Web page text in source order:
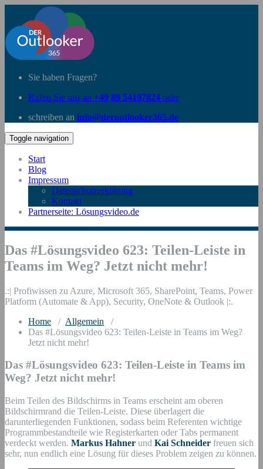
Sie haben Fragen?
Rufen Sie uns an +49 89 54197824 oder
schreiben an info@deroutlooker365.de
Toggle navigation
Start
Blog
Impressum
Datenschutzerklärung
Kontakt
Partnerseite: Lösungsvideo.de
Das #Lösungsvideo 623: Teilen-Leiste in
Teams im Weg? Jetzt nicht mehr!
.:| Profiwissen zu Azure, Microsoft 365, SharePoint, Teams, Power
Platform (Automate & App), Security, OneNote & Outlook |:.
Home / Allgemein /
Das #Lösungsvideo 623: Teilen-Leiste in Teams im Weg?
Jetzt nicht mehr!
Das #Lösungsvideo 623: Teilen-Leiste in Teams im
Weg? Jetzt nicht mehr!
Beim Teilen des Bildschirms in Teams erscheint am oberen
Bildschirmrand die Teilen-Leiste. Diese überlagert die
darunterliegenden Funktionen, sodass beim Referenten wichtige
Programmbestandteile wie Registerkarten oder Tabs permanent
verdeckt werden. Markus Hahner und Kai Schneider freuen sich
sehr, nun endlich eine Lösung für dieses Problem zeigen zu können.